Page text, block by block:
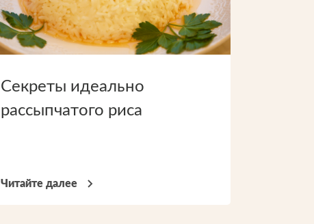
Секреты идеально
рассыпчатого риса
Читайте далее